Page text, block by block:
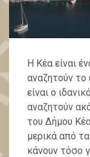
Η Κέα είναι
αναζητούν το
είναι ο
αναζητούν
του Δήμου
μερικά από
κάνουν τόσο